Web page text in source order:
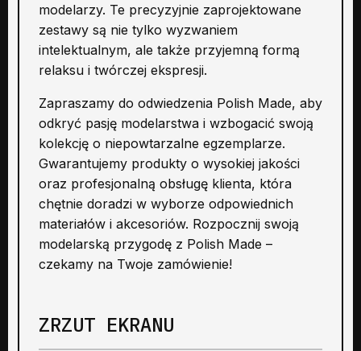
modelarzy. Te precyzyjnie zaprojektowane
zestawy są nie tylko wyzwaniem
intelektualnym, ale także przyjemną formą
relaksu i twórczej ekspresji.
Zapraszamy do odwiedzenia Polish Made, aby
odkryć pasję modelarstwa i wzbogacić swoją
kolekcję o niepowtarzalne egzemplarze.
Gwarantujemy produkty o wysokiej jakości
oraz profesjonalną obsługę klienta, która
chętnie doradzi w wyborze odpowiednich
materiałów i akcesoriów. Rozpocznij swoją
modelarską przygodę z Polish Made –
czekamy na Twoje zamówienie!
ZRZUT EKRANU